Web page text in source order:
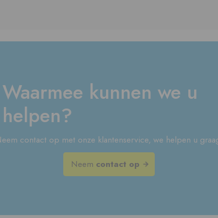
Waarmee kunnen we u
helpen?
contact op met onze klantenservice, we helpen u
Neem contact op